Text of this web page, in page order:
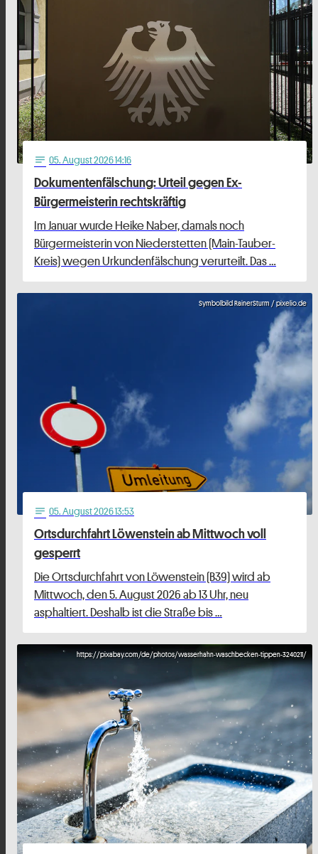
notes 05. August 2026 14:16
Dokumentenfälschung: Urteil gegen Ex-
Bürgermeisterin rechtskräftig
Im Januar wurde Heike Naber, damals noch
Bürgermeisterin von Niederstetten (Main-Tauber-
Kreis) wegen Urkundenfälschung verurteilt. Das …
Symbolbild RainerSturm / pixelio.de
notes 05. August 2026 13:53
Ortsdurchfahrt Löwenstein ab Mittwoch voll
gesperrt
Die Ortsdurchfahrt von Löwenstein (B39) wird ab
Mittwoch, den 5. August 2026 ab 13 Uhr, neu
asphaltiert. Deshalb ist die Straße bis …
https://pixabay.com/de/photos/wasserhahn-waschbecken-tippen-3240211/